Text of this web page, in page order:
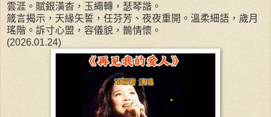
雲涯。賦銀潢杳，玉繩轉，瑟琴諧。
箴言揭示，天緣矢誓，任芬芳、夜夜重開。溫柔細語，歲月
瑤階。訴寸心盟，容儀貌，鵲情懷。
(2026.01.24)